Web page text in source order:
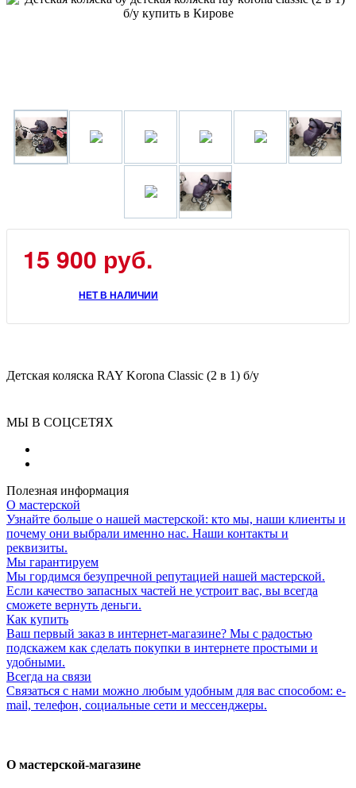
15 900 руб.
НЕТ В НАЛИЧИИ
Детская коляска RAY Korona Classic (2 в 1) б/у
МЫ В СОЦСЕТЯХ
Полезная информация
О мастерской
Узнайте больше о нашей мастерской: кто мы, наши клиенты и
почему они выбрали именно нас. Наши контакты и
реквизиты.
Мы гарантируем
Мы гордимся безупречной репутацией нашей мастерской.
Если качество запасных частей не устроит вас, вы всегда
сможете вернуть деньги.
Как купить
Ваш первый заказ в интернет-магазине? Мы с радостью
подскажем как сделать покупки в интернете простыми и
удобными.
Всегда на связи
Связаться с нами можно любым удобным для вас способом: e-
mail, телефон, социальные сети и мессенджеры.
О мастерской-магазине